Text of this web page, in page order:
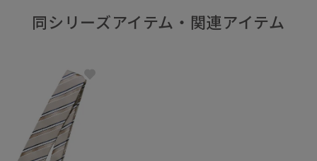
同シリーズアイテム・関連アイテム